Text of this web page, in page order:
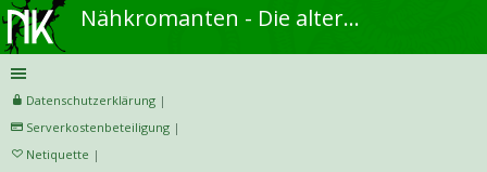
Nähkromanten - Die alternative Näh- und DIY-Community
Datenschutzerklärung |
Serverkostenbeteiligung |
Netiquette |